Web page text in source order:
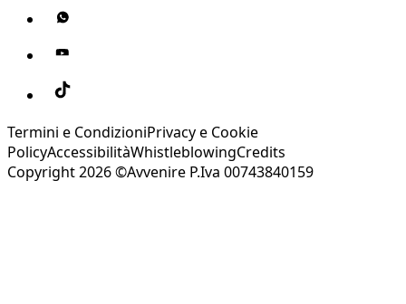
Termini e CondizioniPrivacy e Cookie
PolicyAccessibilitàWhistleblowingCredits
Copyright 2026 ©Avvenire P.Iva 00743840159